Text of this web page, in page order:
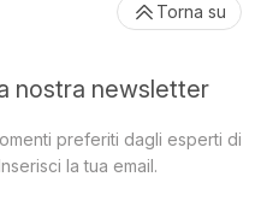
nostra newsletter
preferiti dagli esperti di
la tua email.
Torna su